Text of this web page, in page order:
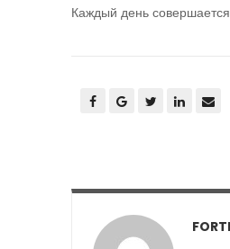
Каждый день